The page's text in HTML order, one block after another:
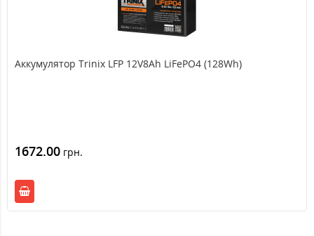
Аккумулятор Trinix LFP 12V8Ah LiFePO4 (128Wh)
1672.00 грн.